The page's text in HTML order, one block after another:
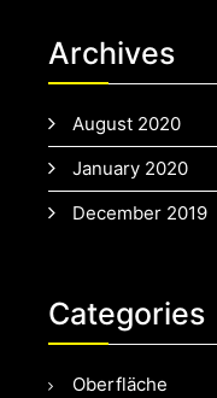
Archives
August 2020
January 2020
December 2019
Categories
Oberfläche